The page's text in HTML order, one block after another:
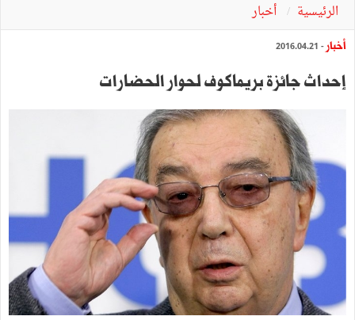
الرئيسية أخبار
أخبار - 2016.04.21
إحداث جائزة بريماكوف لحوار الحضارات